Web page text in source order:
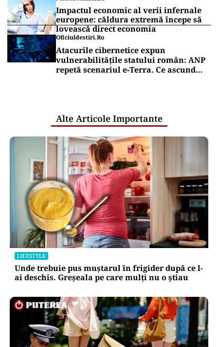
Impactul economic al verii infernale
europene: căldura extremă începe să
lovească direct economia
Oficiuldestiri.ro
Atacurile cibernetice expun
vulnerabilitățile statului român: ANP
repetă scenariul e‑Terra. Ce ascund
Alte Articole Importante
LIFESTYLE
Unde trebuie pus muștarul în frigider după ce l-
ai deschis. Greșeala pe care mulți nu o știau